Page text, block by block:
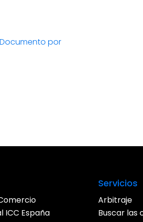
por
ICC España
Servicios
Arbitraje
Buscar las